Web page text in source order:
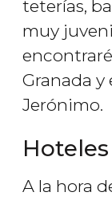
teterías,
muy
Granada y
Jerónimo.
A la hora